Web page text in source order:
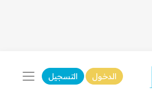
الدخول التسجيل